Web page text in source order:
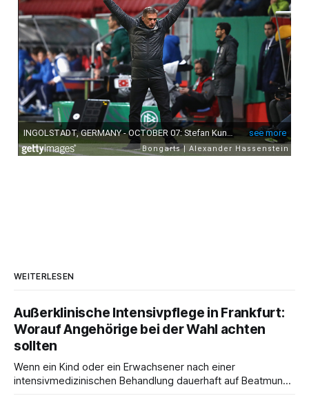
WEITERLESEN
Außerklinische Intensivpflege in Frankfurt:
Worauf Angehörige bei der Wahl achten
sollten
Wenn ein Kind oder ein Erwachsener nach einer
intensivmedizinischen Behandlung dauerhaft auf Beatmung